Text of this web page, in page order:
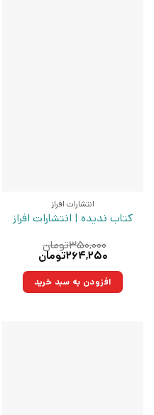
انتشارات افراز
کتاب ندیده | انتشارات افراز
۳۵۰,۰۰۰تومان
قیمت
۳۵۰,۰۰۰تومان
بود.
۲۶۴,۲۵۰تومان
۲۶۴,۲۵۰تومان.افزودن به سبد خرید